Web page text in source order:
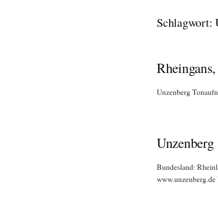
Schlagwort:
Unzenberg
Unzenberg
Bundesland: